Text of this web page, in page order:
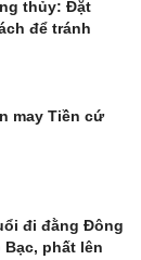
thủy: Đặt
để tránh
may Tiền cứ
đi đằng Đông
Bạc, phất lên